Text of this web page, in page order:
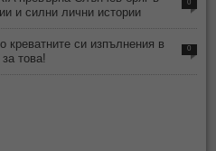
и силни лични истории
0
креватните си изпълнения в
това!
0